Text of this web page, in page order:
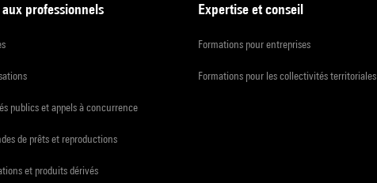
professionnels
publics et appels à concurrence
de prêts et reproductions
et produits dérivés
Expertise et conseil
Formations pour entreprises
Formations pour les collectivités territoriales